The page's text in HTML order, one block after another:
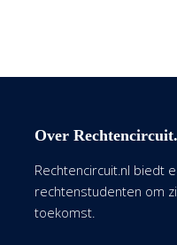
Over
Rechtencircuit.nl biedt
rechtenstudenten om
toekomst.